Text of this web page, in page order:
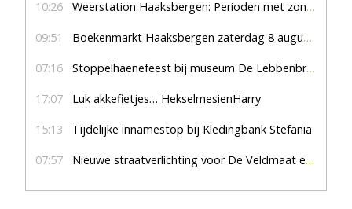
10:26 Weerstation Haaksbergen: Perioden met zon en droog
09:51 Boekenmarkt Haaksbergen zaterdag 8 augustus, marktplein Haaksbergen
07:16 Stoppelhaenefeest bij museum De Lebbenbrugge
17:07 Luk akkefietjes… HekselmesienHarry
15:13 Tijdelijke innamestop bij Kledingbank Stefania
07:57 Nieuwe straatverlichting voor De Veldmaat en De Pas